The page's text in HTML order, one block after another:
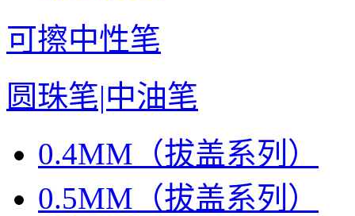
可擦中性笔
圆珠笔|中油笔
0.4MM（拔盖系列）
0.5MM（拔盖系列）